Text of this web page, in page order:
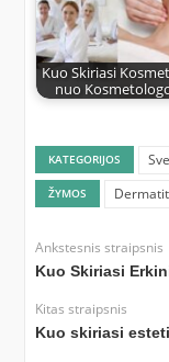
Kuo Skiriasi
nuo
KATEGORIJOS
ŽYMOS
Ankstesnis straipsnis
Kuo Skiriasi
Kitas straipsnis
Kuo skiriasi